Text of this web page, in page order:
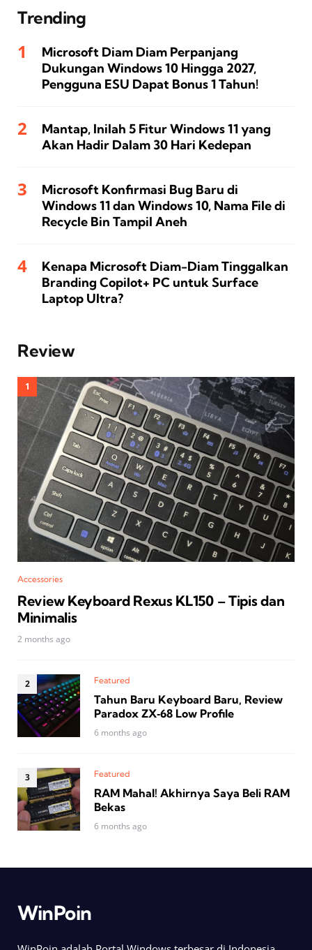
Trending
Microsoft Diam Diam Perpanjang
Dukungan Windows 10 Hingga 2027,
Pengguna ESU Dapat Bonus 1 Tahun!
Mantap, Inilah 5 Fitur Windows 11 yang
Akan Hadir Dalam 30 Hari Kedepan
Microsoft Konfirmasi Bug Baru di
Windows 11 dan Windows 10, Nama File di
Recycle Bin Tampil Aneh
Kenapa Microsoft Diam-Diam Tinggalkan
Branding Copilot+ PC untuk Surface
Laptop Ultra?
Review
Accessories
Review Keyboard Rexus KL150 – Tipis dan
Minimalis
2 months ago
Featured
Tahun Baru Keyboard Baru, Review
Paradox ZX‑68 Low Profile
6 months ago
Featured
RAM Mahal! Akhirnya Saya Beli RAM
Bekas
6 months ago
WinPoin